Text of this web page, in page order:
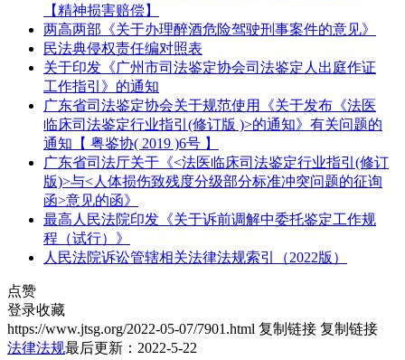
【精神损害赔偿】
两高两部《关于办理醉酒危险驾驶刑事案件的意见》
民法典侵权责任编对照表
关于印发《广州市司法鉴定协会司法鉴定人出庭作证
工作指引》的通知
广东省司法鉴定协会关于规范使用《关于发布《法医
临床司法鉴定行业指引(修订版 )>的通知》有关问题的
通知【 粤鉴协( 2019 )6号 】
广东省司法厅关于《<法医临床司法鉴定行业指引(修订
版)>与<人体损伤致残度分级部分标准冲突问题的征询
函>意见的函》
最高人民法院印发《关于诉前调解中委托鉴定工作规
程（试行）》
人民法院诉讼管辖相关法律法规索引（2022版）
点赞
登录收藏
https://www.jtsg.org/2022-05-07/7901.html 复制链接 复制链接
法律法规最后更新：2022-5-22